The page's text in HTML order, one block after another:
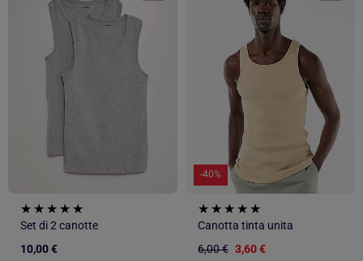
Set di 2 canotte
10,00 €
-40%
Canotta tinta unita
6,00 € 3,60 €